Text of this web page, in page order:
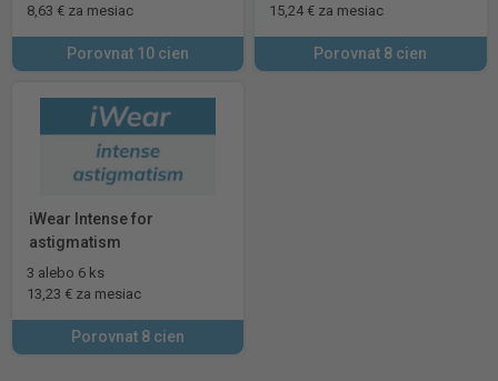
8,63 € za mesiac
Porovnat 10 cien
15,24 € za mesiac
Porovnat 8 cien
iWear Intense for
astigmatism
3 alebo 6 ks
13,23 € za mesiac
Porovnat 8 cien